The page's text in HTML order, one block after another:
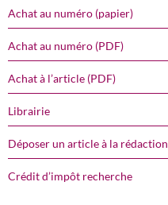
Achat au numéro (papier)
Achat au numéro (PDF)
Achat à l’article (PDF)
Librairie
Déposer un article à la rédaction
Crédit d’impôt recherche